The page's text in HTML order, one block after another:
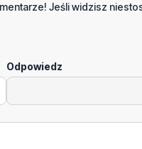
Jeśli widzisz
Odpowiedz